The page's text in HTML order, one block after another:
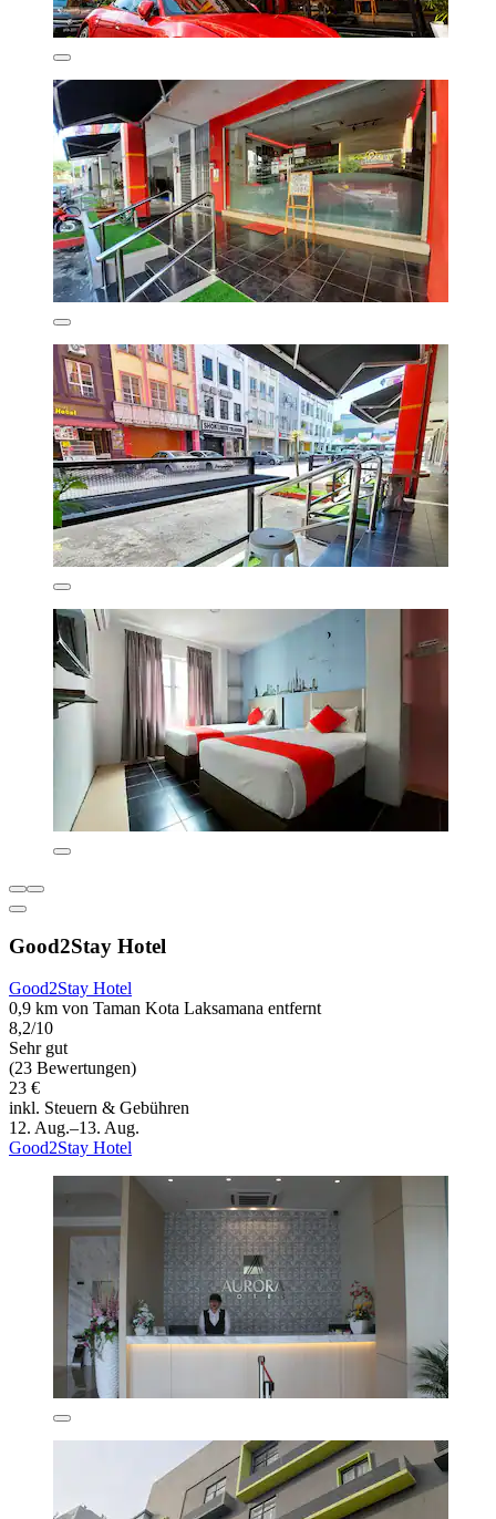
Good2Stay Hotel
Good2Stay Hotel
0,9 km von Taman Kota Laksamana entfernt
8,2/10
Sehr gut
(23 Bewertungen)
23 €
inkl. Steuern & Gebühren
12. Aug.–13. Aug.
Good2Stay Hotel